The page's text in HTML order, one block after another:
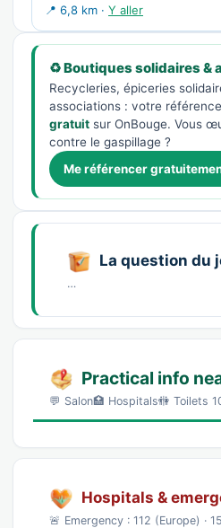
📍 6,8 km · Y aller
♻️ Boutiques solidaires &
Recycleries, épiceries
associations : votre
gratuit sur OnBouge. Vous
contre le gaspillage ?
Me référencer
La question du
…
Practical info
💬 Salon🏥 Hospitals🚻 Toilets
Hospitals &
🚨 Emergency : 112 (Europe) ·